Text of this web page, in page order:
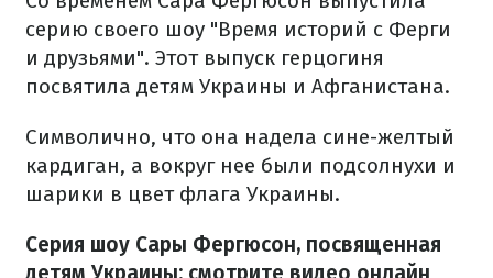
серию своего шоу "Время историй с Ферги
и друзьями". Этот выпуск герцогиня
посвятила детям Украины и Афганистана.
Символично, что она надела сине-желтый
кардиган, а вокруг нее были подсолнухи и
шарики в цвет флага Украины.
Серия шоу Сары Фергюсон, посвященная